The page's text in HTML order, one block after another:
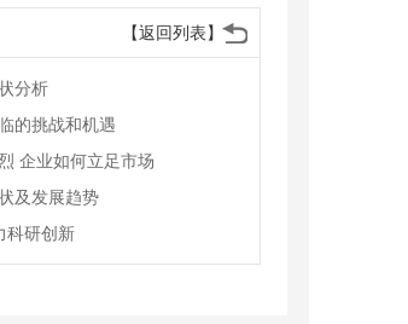
【返回列表】
分析
的挑战和机遇
企业如何立足市场
及发展趋势
科研创新